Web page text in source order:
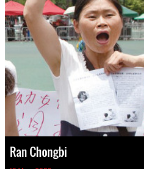
Ran Chongbi